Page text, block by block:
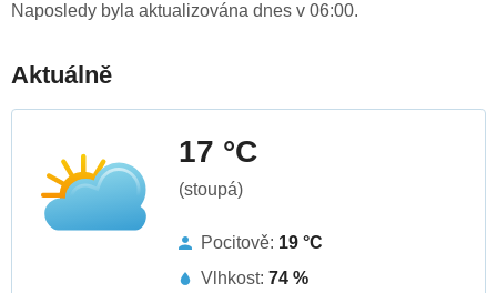
Naposledy byla aktualizována dnes v 06:00.
Aktuálně
17 °C
(stoupá)
Pocitově: 19 °C
Vlhkost: 74 %